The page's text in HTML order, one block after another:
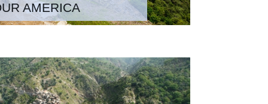
AMERICA